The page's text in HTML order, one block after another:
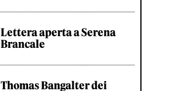
Lettera aperta a Serena
Brancale
Thomas Bangalter dei